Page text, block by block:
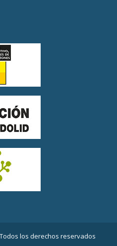
los derechos reservados